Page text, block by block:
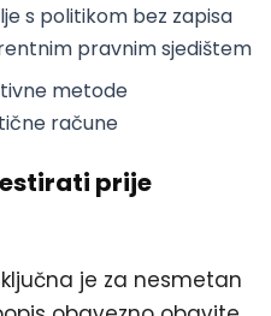
s politikom bez zapisa
pravnim sjedištem
metode
račune
prije
ključna je za nesmetan